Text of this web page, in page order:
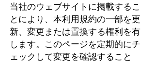
当社のウェブサイトに掲載するこ
とにより、本利用規約の一部を更
新、変更または置換する権利を有
します。このページを定期的にチ
ェックして変更を確認すること